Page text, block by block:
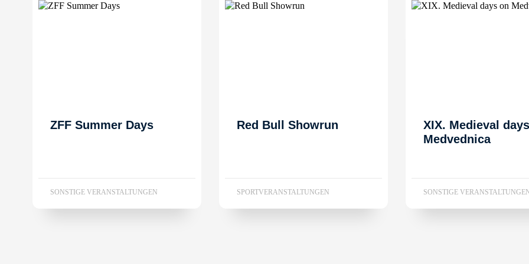
ZFF Summer Days
SONSTIGE VERANSTALTUNGEN
Red Bull Showrun
SPORTVERANSTALTUNGEN
XIX. Medieval
Medvednica
SONSTIGE